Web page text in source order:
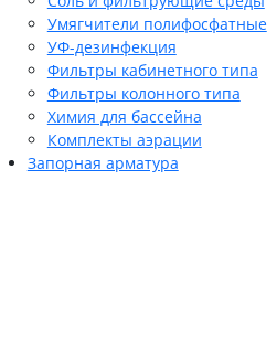
Умягчители полифосфатные
УФ-дезинфекция
Фильтры кабинетного типа
Фильтры колонного типа
Химия для бассейна
Комплекты аэрации
Запорная арматура